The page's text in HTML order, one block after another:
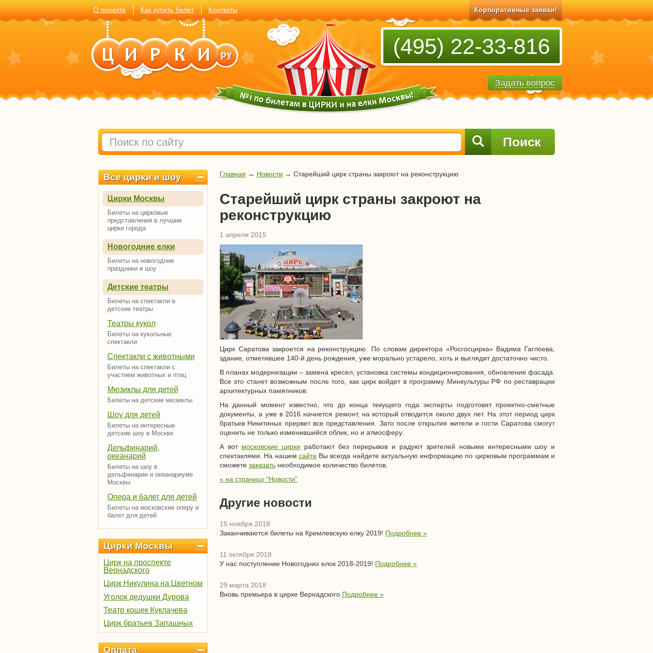
О проекте Как купить билет Контакты Корпоративные заявки!
(495) 22-33-816
Задать вопрос
Поиск
Все цирки и шоу
Цирки Москвы
Билеты на цирковые
представления в лучшие
цирки города
Новогодние елки
Билеты на новогодние
праздники и шоу
Детские театры
Билеты на спектакли в
детские театры
Театры кукол
Билеты на кукольные
спектакли
Спектакли с животными
Билеты на спектакли с
участием животных и птиц
Мюзиклы для детей
Билеты на детские мюзиклы
Шоу для детей
Билеты на интересные
детские шоу в Москве
Дельфинарий,
океанарий
Билеты на шоу в
дельфинарии и океанариуме
Москвы
Опера и балет для детей
Билеты на московские оперу и
балет для детей
Цирки Москвы
Цирк на проспекте
Вернадского
Цирк Никулина на Цветном
Уголок дедушки Дурова
Театр кошек Куклачева
Цирк братьев Запашных
Оплата
Главная → Новости → Старейший цирк страны закроют на реконструкцию
Старейший цирк страны закроют на
реконструкцию
1 апреля 2015
Цирк Саратова закроется на реконструкцию. По словам директора «Росгосцирка» Вадима Гаглоева,
здание, отметившее 140-й день рождения, уже морально устарело, хоть и выглядит достаточно чисто.
В планах модернизации – замена кресел, установка системы кондиционирования, обновление фасада.
Все это станет возможным после того, как цирк войдет в программу Минкультуры РФ по реставрации
архитектурных памятников.
На данный момент известно, что до конца текущего года эксперты подготовят проектно-сметные
документы, а уже в 2016 начнется ремонт, на который отводится около двух лет. На этот период цирк
братьев Никитиных прервет все представления. Зато после открытия жители и гости Саратова смогут
оценить не только изменившийся облик, но и атмосферу.
А вот московские цирки работают без перерывов и радуют зрителей новыми интересными шоу и
спектаклями. На нашем сайтеВы всегда найдете актуальную информацию по цирковым программам и
сможете заказать необходимое количество билетов.
« на страницу "Новости"
Другие новости
15 ноября 2018
Заканчиваются билеты на Кремлевскую елку 2019! Подробнее »
11 октября 2018
У нас поступление Новогодних елок 2018-2019! Подробнее »
29 марта 2018
Вновь премьера в цирке Вернадского Подробнее »